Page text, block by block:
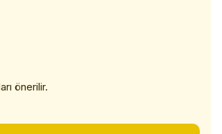
önerilir.